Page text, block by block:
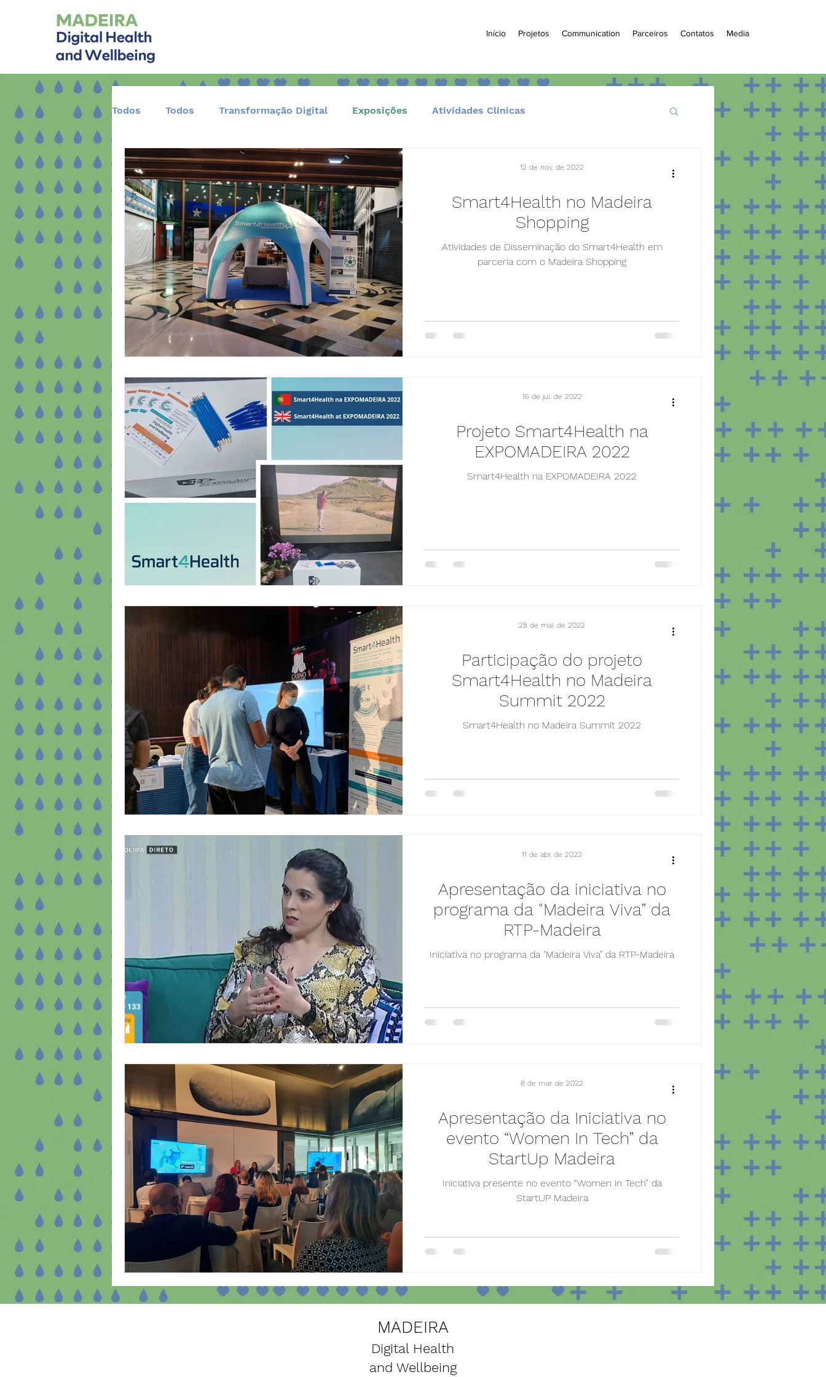
Início Projetos Communication Parceiros Contatos Media
Todos Todos Transformação Digital Exposições Atividades Clínicas
Desenvolvimento Científico Formação e Educação
Smart4Health no Madeira
Shopping
Atividades de Disseminação do Smart4Health em
parceria com o Madeira Shopping
12 de nov. de 2022
Projeto Smart4Health na
EXPOMADEIRA 2022
Smart4Health na EXPOMADEIRA 2022
16 de jul. de 2022
Participação do projeto
Smart4Health no Madeira
Summit 2022
Smart4Health no Madeira Summit 2022
28 de mai. de 2022
Apresentação da iniciativa no
programa da "Madeira Viva” da
RTP-Madeira
Iniciativa no programa da "Madeira Viva" da RTP-Madeira
11 de abr. de 2022
Apresentação da Iniciativa no
evento “Women In Tech” da
StartUp Madeira
Iniciativa presente no evento “Women in Tech” da
StartUP Madeira
8 de mar. de 2022
MADEIRA
Digital Health
and Wellbeing